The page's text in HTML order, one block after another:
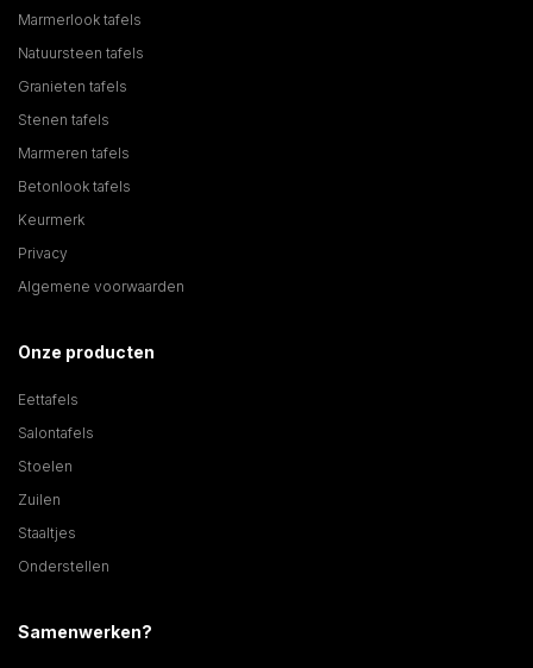
Marmerlook tafels
Natuursteen tafels
Granieten tafels
Stenen tafels
Marmeren tafels
Betonlook tafels
Keurmerk
Privacy
Algemene voorwaarden
Onze producten
Eettafels
Salontafels
Stoelen
Zuilen
Staaltjes
Onderstellen
Samenwerken?